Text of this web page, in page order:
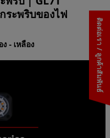
ติดต่อเรา / ลูกค้าสัมพันธ์
ระพริบของไฟ
- เหลือง